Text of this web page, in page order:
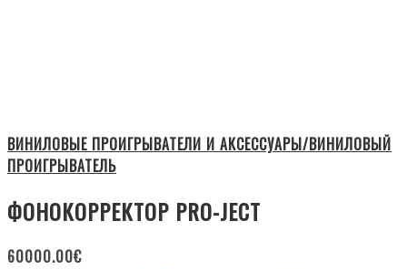
ВИНИЛОВЫЕ ПРОИГРЫВАТЕЛИ И АКСЕССУАРЫ/ВИНИЛОВЫЙ
ПРОИГРЫВАТЕЛЬ
ФОНОКОРРЕКТОР PRO-JECT
60000.00€